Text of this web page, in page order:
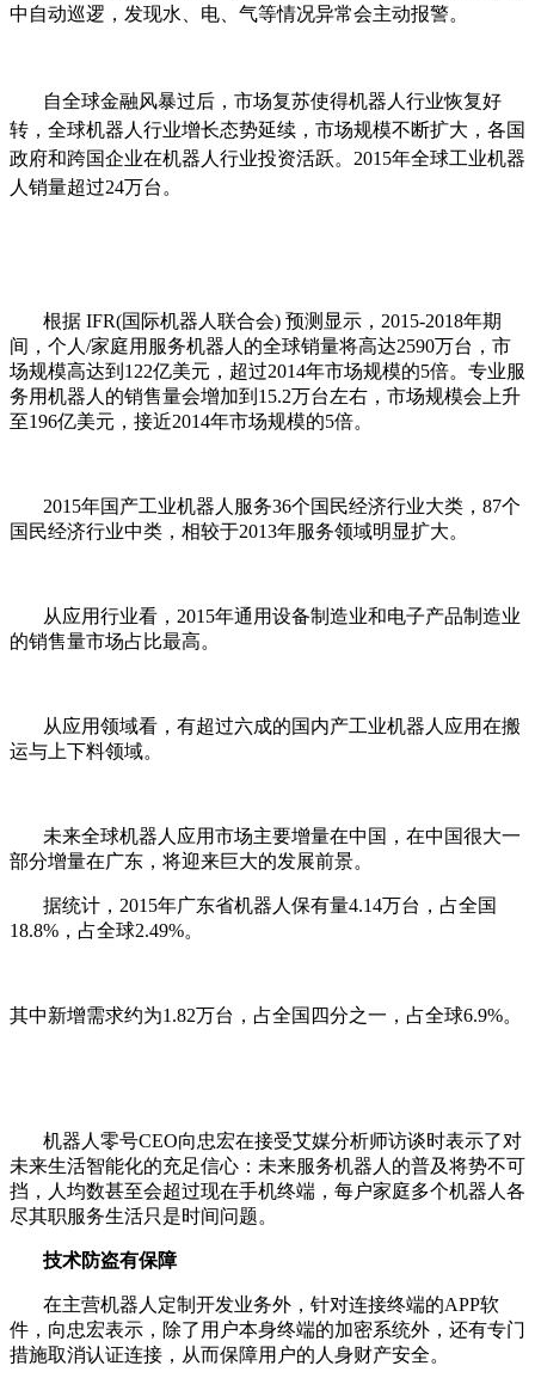
中自动巡逻，发现水、电、气等情况异常会主动报警。
自全球金融风暴过后，市场复苏使得机器人行业恢复好
转，全球机器人行业增长态势延续，市场规模不断扩大，各国
政府和跨国企业在机器人行业投资活跃。 2015年全球工业机器
人销量超过24万台。
根据 IFR(国际机器人联合会) 预测显示，2015-2018年期
间，个人/家庭用服务机器人的全球销量将高达2590万台，市
场规模高达到122亿美元，超过2014年市场规模的5倍。专业服
务用机器人的销售量会增加到15.2万台左右，市场规模会上升
至196亿美元，接近2014年市场规模的5倍。
2015年国产工业机器人服务36个国民经济行业大类，87个
国民经济行业中类，相较于2013年服务领域明显扩大。
从应用行业看，2015年通用设备制造业和电子产品制造业
的销售量市场占比最高。
从应用领域看，有超过六成的国内产工业机器人应用在搬
运与上下料领域。
未来全球机器人应用市场主要增量在中国，在中国很大一
部分增量在广东，将迎来巨大的发展前景。
据统计，2015年广东省机器人保有量4.14万台，占全国
18.8%，占全球2.49%。
其中新增需求约为1.82万台，占全国四分之一，占全球6.9%。
机器人零号CEO向忠宏在接受艾媒分析师访谈时表示了对
未来生活智能化的充足信心：未来服务机器人的普及将势不可
挡，人均数甚至会超过现在手机终端，每户家庭多个机器人各
尽其职服务生活只是时间问题。
技术防盗有保障
在主营机器人定制开发业务外，针对连接终端的APP软
件，向忠宏表示，除了用户本身终端的加密系统外，还有专门
措施取消认证连接，从而保障用户的人身财产安全。